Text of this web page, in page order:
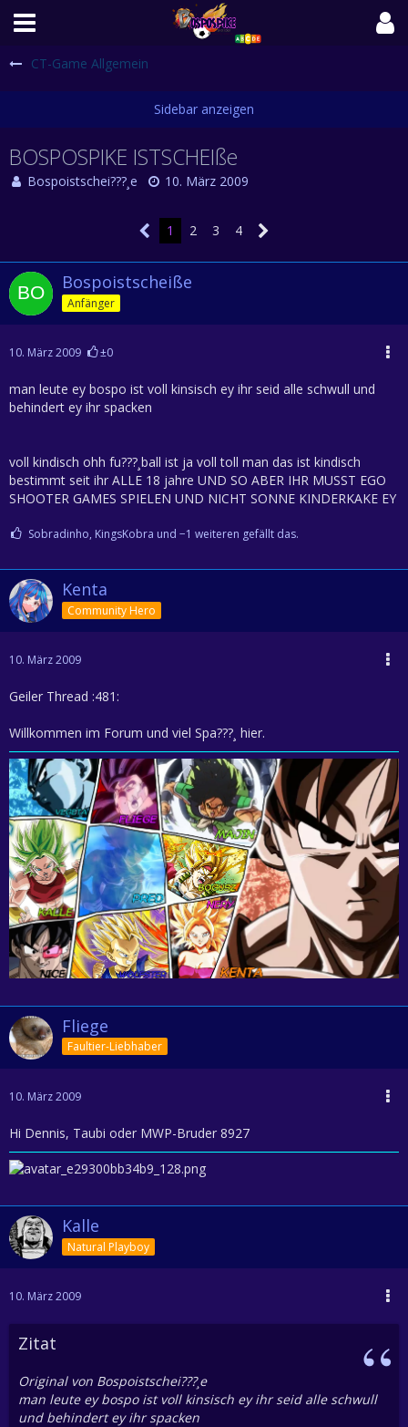
CT-Game Allgemein
BOSPOSPIKE ISTSCHEIße
Bospoistschei???¸e 10. März 2009
1 2 3 4
Bospoistscheiße
Anfänger
10. März 2009 ±0
man leute ey bospo ist voll kinsisch ey ihr seid alle schwull und
behindert ey ihr spacken
voll kindisch ohh fu???¸ball ist ja voll toll man das ist kindisch
bestimmt seit ihr ALLE 18 jahre UND SO ABER IHR MUSST EGO
SHOOTER GAMES SPIELEN UND NICHT SONNE KINDERKAKE EY
Sobradinho, KingsKobra und −1 weiteren gefällt das.
Kenta
Community Hero
10. März 2009
Geiler Thread :481:
Willkommen im Forum und viel Spa???¸ hier.
Fliege
Faultier-Liebhaber
10. März 2009
Hi Dennis, Taubi oder MWP-Bruder 8927
Kalle
Natural Playboy
10. März 2009
Zitat
Original von Bospoistschei???¸e
man leute ey bospo ist voll kinsisch ey ihr seid alle schwull
und behindert ey ihr spacken